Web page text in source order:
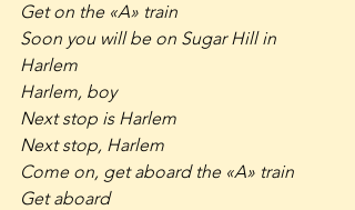
Get on the «A» train
Soon you will be on Sugar Hill in
Harlem
Harlem, boy
Next stop is Harlem
Next stop, Harlem
Come on, get aboard the «A» train
Get aboard